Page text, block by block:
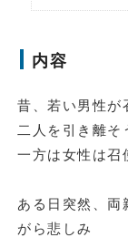
内容
昔、若い男性が
二人を引き離そ
一方は女性は召
ある日突然、両
がら悲しみ